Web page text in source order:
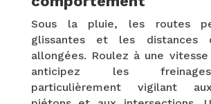
Sous la pluie, les routes
glissantes et les distances
allongées. Roulez à une
anticipez les
particulièrement vigilant